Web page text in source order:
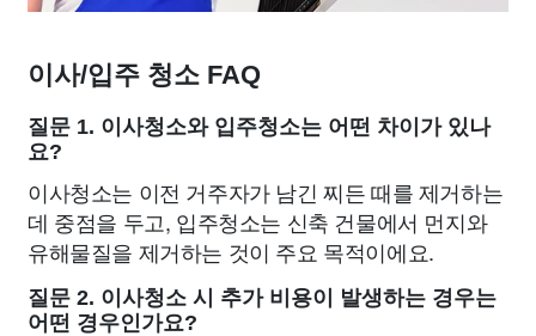
이사/입주 청소 FAQ
질문 1. 이사청소와 입주청소는 어떤 차이가 있나
요?
이사청소는 이전 거주자가 남긴 찌든 때를 제거하는
데 중점을 두고, 입주청소는 신축 건물에서 먼지와
유해물질을 제거하는 것이 주요 목적이에요.
질문 2. 이사청소 시 추가 비용이 발생하는 경우는
어떤 경우인가요?